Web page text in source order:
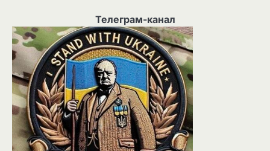
Телеграм-канал